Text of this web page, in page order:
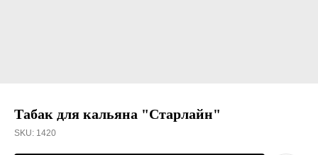
Табак для кальяна "Старлайн"
SKU: 1420